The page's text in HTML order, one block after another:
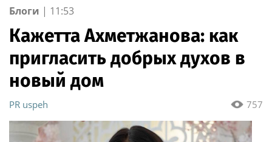
Блоги | 11:53
Кажетта Ахметжанова: как
пригласить добрых духов в
новый дом
757
PR uspeh